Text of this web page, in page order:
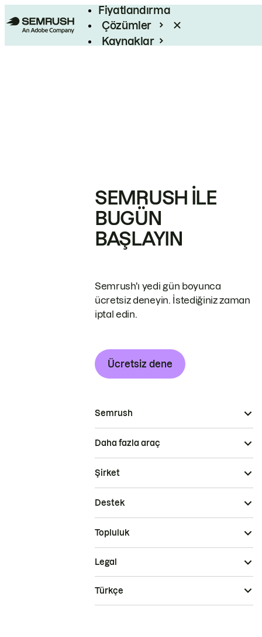
Fiyatlandırma
Çözümler
Kaynaklar
SEMRUSH ILE
BUGÜN
BAŞLAYIN
Semrush'ı yedi gün boyunca
ücretsiz deneyin. İstediğiniz zaman
iptal edin.
Ücretsiz dene
Semrush
Daha fazla araç
Şirket
Destek
Topluluk
Legal
Türkçe